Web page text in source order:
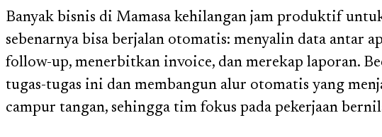
Banyak bisnis di Mamasa kehilangan jam produktif
sebenarnya bisa berjalan otomatis: menyalin data antar
follow-up, menerbitkan invoice, dan merekap laporan.
tugas-tugas ini dan membangun alur otomatis yang
campur tangan, sehingga tim fokus pada pekerjaan